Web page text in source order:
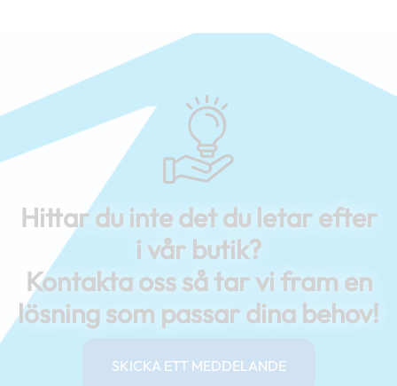
Hittar du inte det du letar efter
i vår butik?
Kontakta oss så tar vi fram en
lösning som passar dina behov!
SKICKA ETT MEDDELANDE